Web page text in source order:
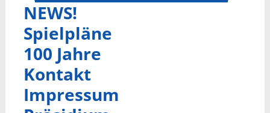
NEWS!
Spielpläne
100 Jahre
Kontakt
Impressum